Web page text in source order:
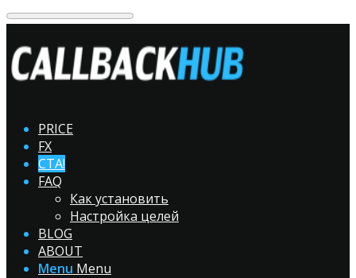
PRICE
FX
CTA!
FAQ
Как установить
Настройка целей
BLOG
ABOUT
Menu Menu